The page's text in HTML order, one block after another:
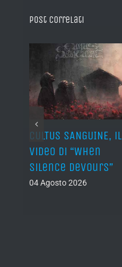
Post correlati
CULTUS SANGUINE, il
video di “When
Silence Devours”
04 Agosto 2026